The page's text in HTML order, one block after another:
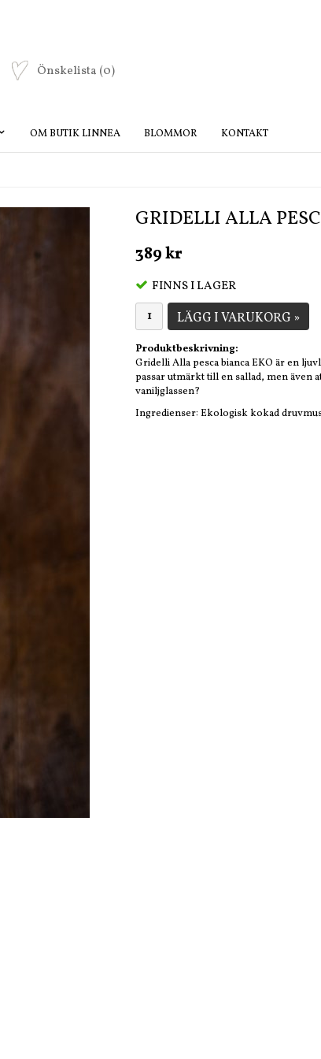
Önskelista (0)
OM BUTIK LINNEA BLOMMOR KONTAKT
GRIDELLI ALLA
389 kr
FINNS I LAGER
LÄGG I VARUKORG »
Produktbeskrivning:
Gridelli Alla pesca bianca EKO är en
passar utmärkt till en sallad, men
vaniljglassen?
Ingredienser: Ekologisk kokad